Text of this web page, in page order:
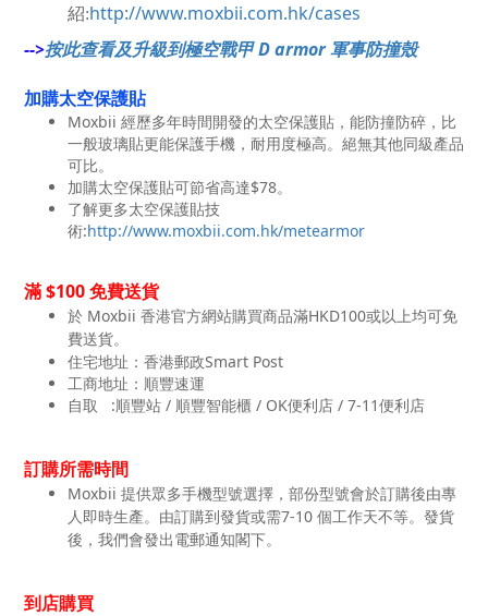
紹:http://www.moxbii.com.hk/cases
-->按此查看及升級到極空戰甲 D armor 軍事防撞殼
加購太空保護貼
Moxbii 經歷多年時間開發的太空保護貼，能防撞防碎，比
一般玻璃貼更能保護手機，耐用度極高。絕無其他同級產品
可比。
加購太空保護貼可節省高達$78。
了解更多太空保護貼技
術:http://www.moxbii.com.hk/metearmor
滿 $100 免費送貨
於 Moxbii 香港官方網站購買商品滿HKD100或以上均可免
費送貨。
住宅地址：香港郵政Smart Post
工商地址：順豐速運
自取
:順豐站 / 順豐智能櫃 / OK便利店 / 7-11 便利店
訂購所需時間
Moxbii 提供眾多手機型號選擇，部份型號會於訂購後由專
人即時生產。由訂購到發貨或需7-10 個工作天不等。發貨
後，我們會發出電郵通知閣下。
到店購買